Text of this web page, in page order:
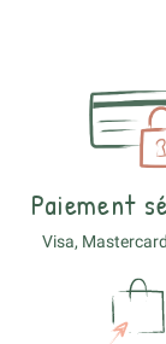
Paiement
Visa,